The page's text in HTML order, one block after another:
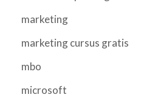
marketing
marketing cursus gratis
mbo
microsoft